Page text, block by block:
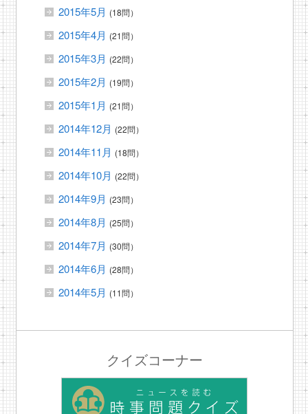
2015年5月 (18問）
2015年4月 (21問）
2015年3月 (22問）
2015年2月 (19問）
2015年1月 (21問）
2014年12月 (22問）
2014年11月 (18問）
2014年10月 (22問）
2014年9月 (23問）
2014年8月 (25問）
2014年7月 (30問）
2014年6月 (28問）
2014年5月 (11問）
クイズコーナー